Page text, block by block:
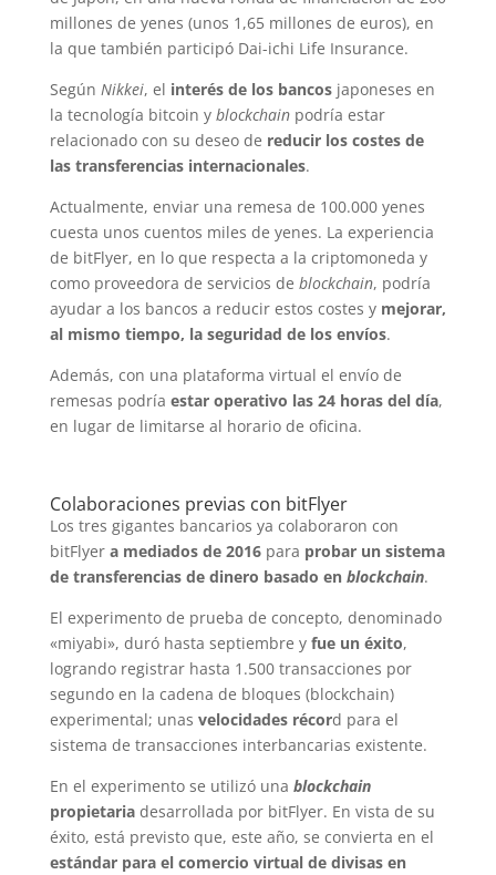
millones de yenes (unos 1,65 millones de euros), en
la que también participó Dai-ichi Life Insurance.
Según Nikkei, el interés de los bancosjaponeses en
la tecnología bitcoin y blockchainpodría estar
relacionado con su deseo de reducir los costes de
las transferencias internacionales.
Actualmente, enviar una remesa de 100.000 yenes
cuesta unos cuentos miles de yenes. La experiencia
de bitFlyer, en lo que respecta a la criptomoneda y
como proveedora de servicios de blockchain, podría
ayudar a los bancos a reducir estos costes y mejorar,
al mismo tiempo, la seguridad de los envíos.
Además, con una plataforma virtual el envío de
remesas podría estar operativo las 24 horas del día,
en lugar de limitarse al horario de oficina.
Colaboraciones previas con bitFlyer
Los tres gigantes bancarios ya colaboraron con
bitFlyer a mediados de 2016para probar un sistema
de transferencias de dinero basado en blockchain.
El experimento de prueba de concepto, denominado
«miyabi», duró hasta septiembre y fue un éxito,
logrando registrar hasta 1.500 transacciones por
segundo en la cadena de bloques (blockchain)
experimental; unas velocidades récord para el
sistema de transacciones interbancarias existente.
En el experimento se utilizó una blockchain
propietariadesarrollada por bitFlyer. En vista de su
éxito, está previsto que, este año, se convierta en el
estándar para el comercio virtual de divisas en